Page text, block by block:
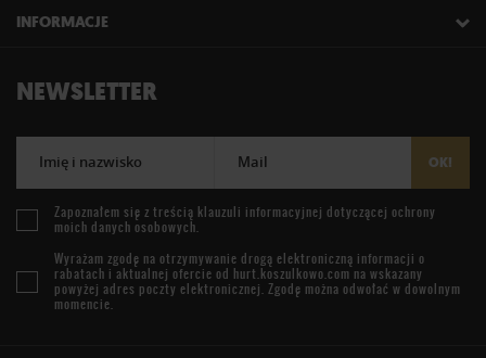
INFORMACJE
NEWSLETTER
Imię i nazwisko Mail OK!
Zapoznałem się z treścią klauzuli informacyjnej dotyczącej ochrony
moich danych osobowych.
Wyrażam zgodę na otrzymywanie drogą elektroniczną informacji o
rabatach i aktualnej ofercie od hurt.koszulkowo.com na wskazany
powyżej adres poczty elektronicznej. Zgodę można odwołać w dowolnym
momencie.